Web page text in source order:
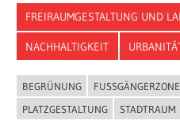
FREIRAUMGESTALTUNG UND
NACHHALTIGKEIT
BEGRÜNUNG FUSSGÄNGERZONE
PLATZGESTALTUNG
STADTRAUM